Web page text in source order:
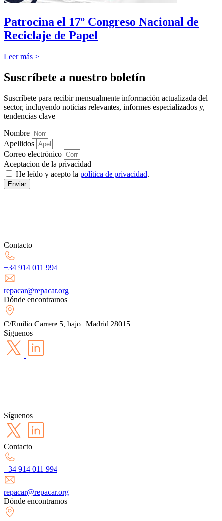
Patrocina el 17º Congreso Nacional de
Reciclaje de Papel
Leer más >
Suscríbete a nuestro boletín
Suscríbete para recibir mensualmente información actualizada del
sector, incluyendo noticias relevantes, informes especializados y,
tendencias clave.
Nombre
Apellidos
Correo electrónico
Aceptacion de la privacidad
He leído y acepto la política de privacidad.
Enviar
Contacto
+34 914 011 994
repacar@repacar.org
Dónde encontrarnos
C/Emilio Carrere 5, bajo Madrid 28015
Síguenos
Síguenos
Contacto
+34 914 011 994
repacar@repacar.org
Dónde encontrarnos